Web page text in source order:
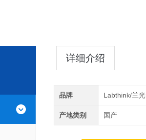
详细介绍
品牌 Labthink/兰光
产地类别 国产